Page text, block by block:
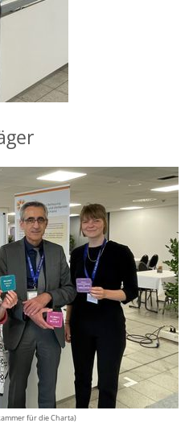
für die Charta)